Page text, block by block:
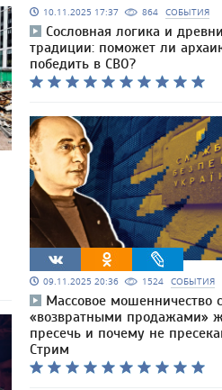
10.11.2025 17:37 864 СОБЫТИЯ
Сословная логика и
традиции: поможет ли
победить в СВО?
09.11.2025 20:36 1524 СОБЫТИЯ
Массовое мошенничество с
«возвратными продажами»
пресечь и почему не
Стрим